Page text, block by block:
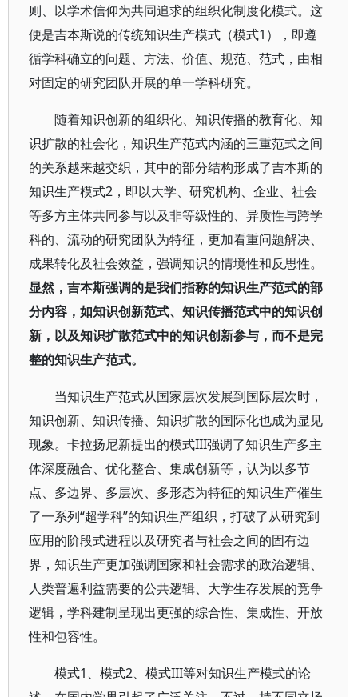
则、以学术信仰为共同追求的组织化制度化模式。这
便是吉本斯说的传统知识生产模式（模式1），即遵
循学科确立的问题、方法、价值、规范、范式，由相
对固定的研究团队开展的单一学科研究。
随着知识创新的组织化、知识传播的教育化、知
识扩散的社会化，知识生产范式内涵的三重范式之间
的关系越来越交织，其中的部分结构形成了吉本斯的
知识生产模式2，即以大学、研究机构、企业、社会
等多方主体共同参与以及非等级性的、异质性与跨学
科的、流动的研究团队为特征，更加看重问题解决、
成果转化及社会效益，强调知识的情境性和反思性。
显然，吉本斯强调的是我们指称的知识生产范式的部
分内容，如知识创新范式、知识传播范式中的知识创
新，以及知识扩散范式中的知识创新参与，而不是完
整的知识生产范式。
当知识生产范式从国家层次发展到国际层次时，
知识创新、知识传播、知识扩散的国际化也成为显见
现象。卡拉扬尼新提出的模式III强调了知识生产多主
体深度融合、优化整合、集成创新等，认为以多节
点、多边界、多层次、多形态为特征的知识生产催生
了一系列“超学科”的知识生产组织，打破了从研究到
应用的阶段式进程以及研究者与社会之间的固有边
界，知识生产更加强调国家和社会需求的政治逻辑、
人类普遍利益需要的公共逻辑、大学生存发展的竞争
逻辑，学科建制呈现出更强的综合性、集成性、开放
性和包容性。
模式1、模式2、模式III等对知识生产模式的论